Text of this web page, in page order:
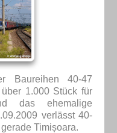
Baureihen 40-47
1.000 Stück für
das ehemalige
verlässt 40-
Timișoara.